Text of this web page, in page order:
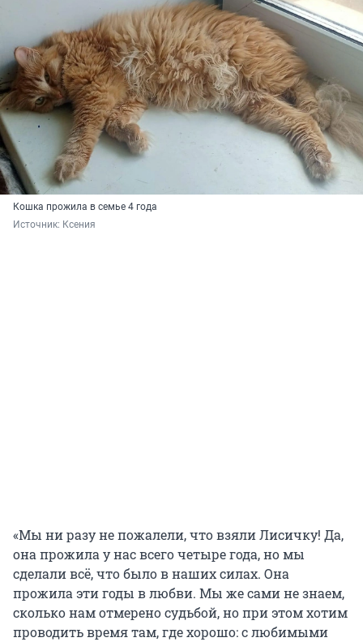
Кошка прожила в семье 4 года
Источник: Ксения
«Мы ни разу не пожалели, что взяли Лисичку! Да,
она прожила у нас всего четыре года, но мы
сделали всё, что было в наших силах. Она
прожила эти годы в любви. Мы же сами не знаем,
сколько нам отмерено судьбой, но при этом хотим
проводить время там, где хорошо: с любимыми